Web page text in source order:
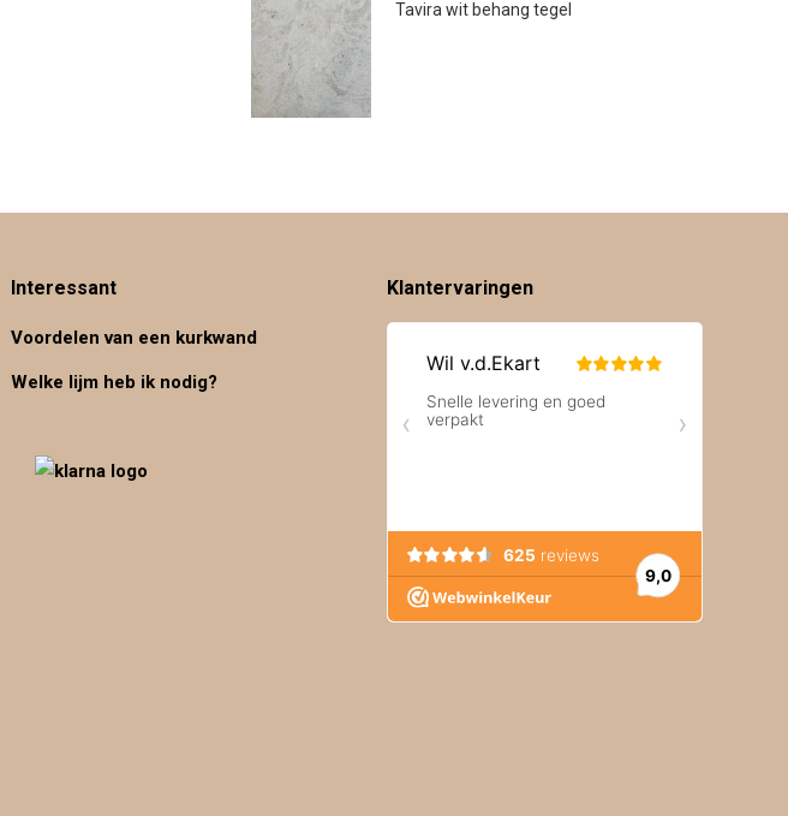
Tavira wit behang tegel
Interessant
Voordelen van een kurkwand
Welke lijm heb ik nodig?
Klantervaringen